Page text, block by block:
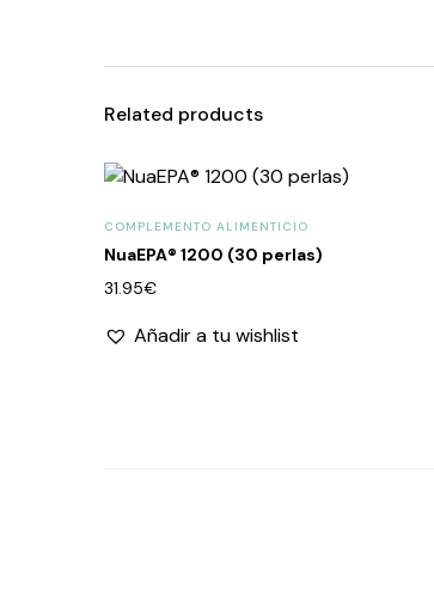
Related products
COMPLEMENTO ALIMENTICIO
NuaEPA® 1200 (30 perlas)
31.95€
Añadir a tu wishlist